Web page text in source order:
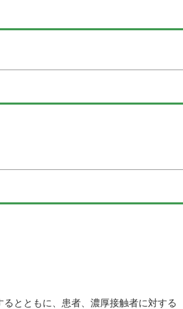
とともに、患者、濃厚接触者に対する